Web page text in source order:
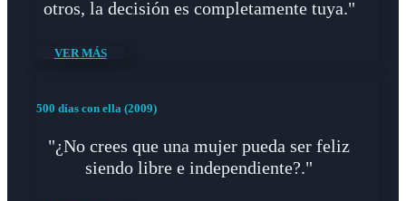
otros, la decisión es completamente tuya."
VER MÁS
500 días con ella (2009)
"¿No crees que una mujer pueda ser feliz
siendo libre e independiente?."